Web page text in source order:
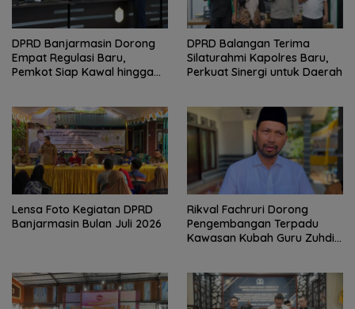
DPRD Banjarmasin Dorong
Empat Regulasi Baru,
Pemkot Siap Kawal hingga
DPRD Balangan Terima
Silaturahmi Kapolres Baru,
Perkuat Sinergi untuk Daerah
Lensa Foto Kegiatan DPRD
Banjarmasin Bulan Juli 2026
Rikval Fachruri Dorong
Pengembangan Terpadu
Kawasan Kubah Guru Zuhdi